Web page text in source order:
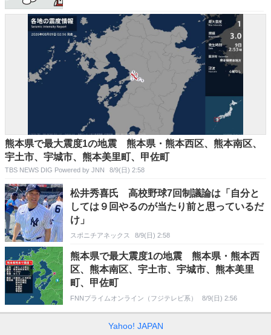
熊本県で最大震度1の地震 熊本県・熊本西区、熊本南区、
宇土市、宇城市、熊本美里町、甲佐町
TBS NEWS DIG Powered by JNN 8/9(日) 2:58
松井秀喜氏 高校野球7回制議論は「自分と
しては９回やるのが当たり前と思っているだ
け」
スポニチアネックス 8/9(日) 2:58
熊本県で最大震度1の地震 熊本県・熊本西
区、熊本南区、宇土市、宇城市、熊本美里
町、甲佐町
FNNプライムオンライン（フジテレビ系） 8/9(日) 2:56
Yahoo! JAPAN